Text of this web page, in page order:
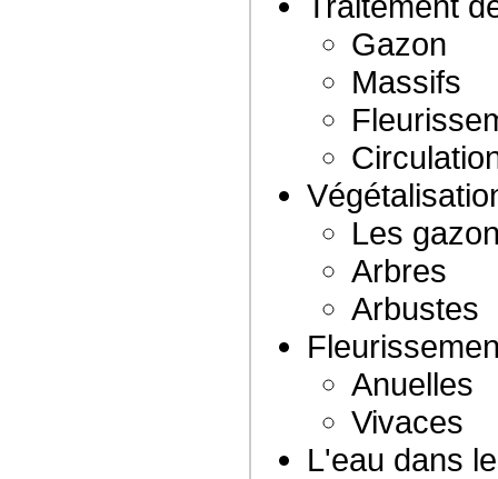
Gazon
Massifs
Les
Arbres
Arbustes
Anuelles
Vivaces
L'eau dans